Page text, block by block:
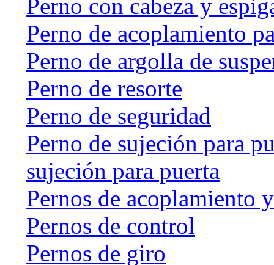
Perno con cabeza y
Perno de acoplamiento
Perno de argolla de
Perno de resorte
Perno de seguridad
Perno de sujeción para
sujeción para puerta
Pernos de acoplamiento
Pernos de control
Pernos de giro